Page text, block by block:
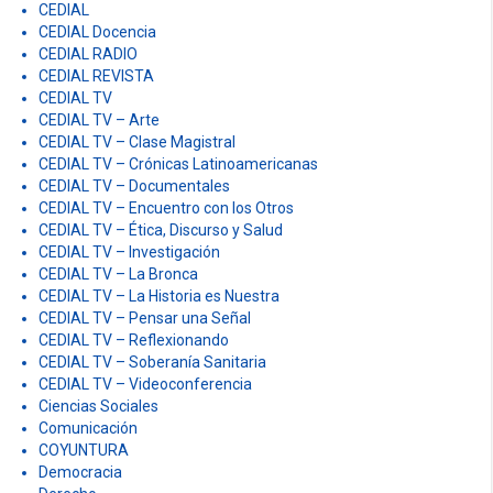
CEDIAL
CEDIAL Docencia
CEDIAL RADIO
CEDIAL REVISTA
CEDIAL TV
CEDIAL TV – Arte
CEDIAL TV – Clase Magistral
CEDIAL TV – Crónicas Latinoamericanas
CEDIAL TV – Documentales
CEDIAL TV – Encuentro con los Otros
CEDIAL TV – Ética, Discurso y Salud
CEDIAL TV – Investigación
CEDIAL TV – La Bronca
CEDIAL TV – La Historia es Nuestra
CEDIAL TV – Pensar una Señal
CEDIAL TV – Reflexionando
CEDIAL TV – Soberanía Sanitaria
CEDIAL TV – Videoconferencia
Ciencias Sociales
Comunicación
COYUNTURA
Democracia